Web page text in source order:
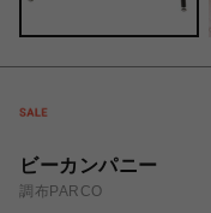
ビーカンパニー
調布PARCO